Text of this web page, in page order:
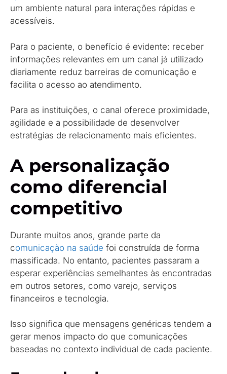
um ambiente natural para interações rápidas e
acessíveis.
Para o paciente, o benefício é evidente: receber
informações relevantes em um canal já utilizado
diariamente reduz barreiras de comunicação e
facilita o acesso ao atendimento.
Para as instituições, o canal oferece proximidade,
agilidade e a possibilidade de desenvolver
estratégias de relacionamento mais eficientes.
A personalização
como diferencial
competitivo
Durante muitos anos, grande parte da
comunicação na saúde foi construída de forma
massificada. No entanto, pacientes passaram a
esperar experiências semelhantes às encontradas
em outros setores, como varejo, serviços
financeiros e tecnologia.
Isso significa que mensagens genéricas tendem a
gerar menos impacto do que comunicações
baseadas no contexto individual de cada paciente.